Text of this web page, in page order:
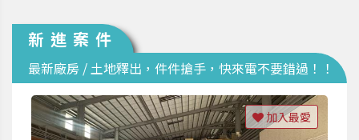
新進案件
最新廠房 / 土地釋出，件件搶手，快來電不要錯過！！
加入最愛